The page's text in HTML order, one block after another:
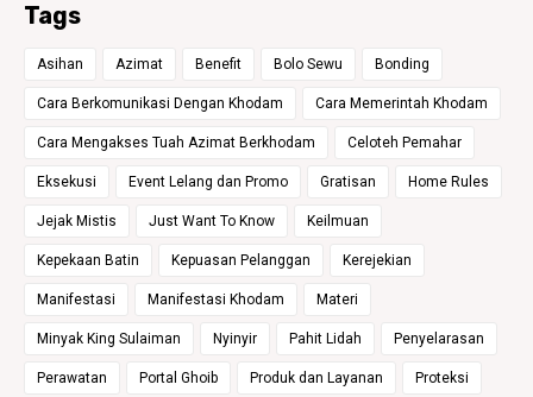
Tags
Asihan Azimat Benefit Bolo Sewu Bonding
Cara Berkomunikasi Dengan Khodam Cara Memerintah Khodam
Cara Mengakses Tuah Azimat Berkhodam Celoteh Pemahar
Eksekusi Event Lelang dan Promo Gratisan Home Rules
Jejak Mistis Just Want To Know Keilmuan
Kepekaan Batin Kepuasan Pelanggan Kerejekian
Manifestasi Manifestasi Khodam Materi
Minyak King Sulaiman Nyinyir Pahit Lidah Penyelarasan
Perawatan Portal Ghoib Produk dan Layanan Proteksi